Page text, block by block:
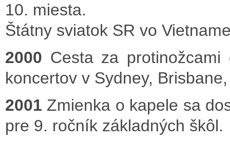
10. miesta.
Štátny sviatok SR vo
2000 Cesta za
koncertov v Sydney,
2001 Zmienka o kapele sa
pre 9. ročník základných škôl.